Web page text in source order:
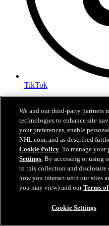
TikTok
Tietosuojakäytäntö
Evästekäytännöt
Evästeasetukset
We and our third-party partners
technologies to enhance site
your preferences, enable
NHL.com, and as described
Cookie Policy. To manage
Settings. By accessing or using
to this collection and
how you interact with our sites
you may view) and ourTerms
Cookie Settings